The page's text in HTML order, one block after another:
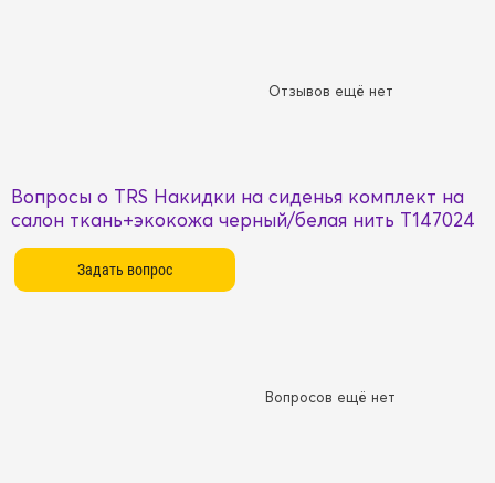
Отзывов ещё нет
Вопросы о TRS Накидки на сиденья комплект на
салон ткань+экокожа черный/белая нить T147024
Вопросов ещё нет